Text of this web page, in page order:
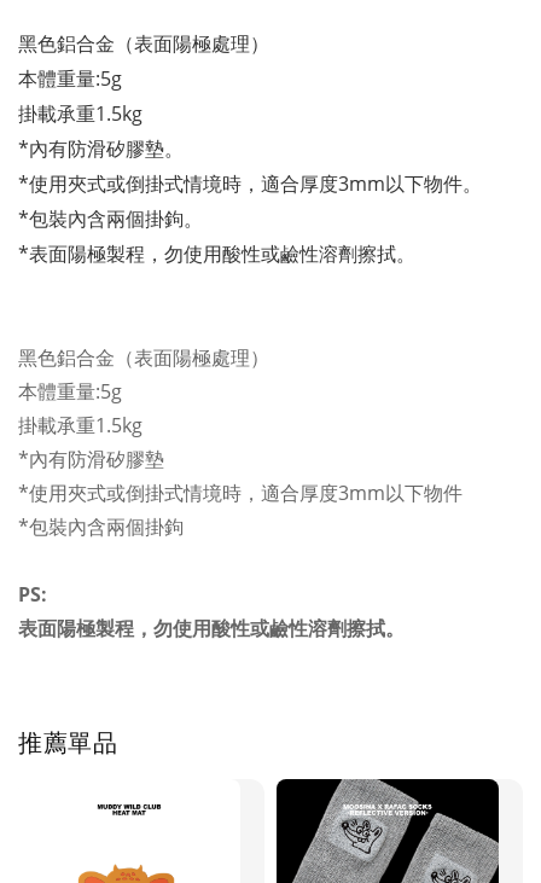
黑色鋁合金（表面陽極處理）
本體重量:5g
掛載承重1.5kg
*內有防滑矽膠墊。
*使用夾式或倒掛式情境時，適合厚度3mm以下物件。
*包裝內含兩個掛鉤。
*表面陽極製程，勿使用酸性或鹼性溶劑擦拭。
黑色鋁合金（表面陽極處理）
本體重量:5g
掛載承重1.5kg
*內有防滑矽膠墊
*使用夾式或倒掛式情境時，適合厚度3mm以下物件
*包裝內含兩個掛鉤
PS:
表面陽極製程，勿使用酸性或鹼性溶劑擦拭。
推薦單品